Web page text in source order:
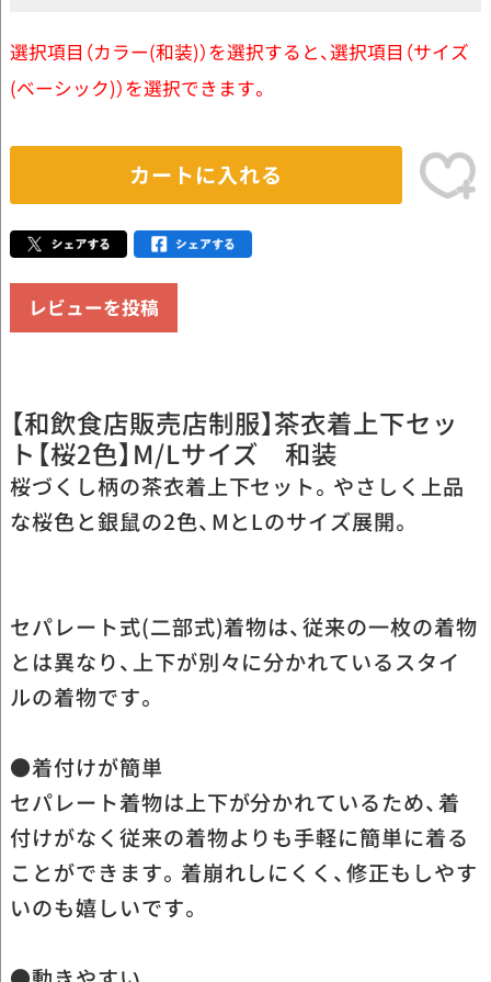
選択項目（カラー(和装)）を選択すると、選択項目（サイズ
(ベーシック)）を選択できます。
カートに入れる
レビューを投稿
【和飲食店販売店制服】茶衣着上下セッ
ト【桜2色】M/Lサイズ 和装
桜づくし柄の茶衣着上下セット。やさしく上品
な桜色と銀鼠の2色、MとLのサイズ展開。
セパレート式(二部式)着物は、従来の一枚の着物
とは異なり、上下が別々に分かれているスタイ
ルの着物です。
●着付けが簡単
セパレート着物は上下が分かれているため、着
付けがなく従来の着物よりも手軽に簡単に着る
ことができます。着崩れしにくく、修正もしやす
いのも嬉しいです。